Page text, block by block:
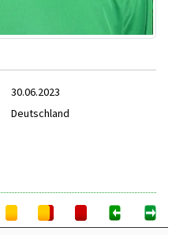
30.06.2023
Deutschland